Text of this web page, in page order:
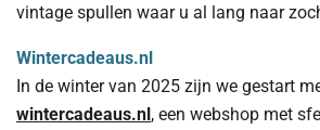
vintage spullen waar u al lang naar
Wintercadeaus.nl
In de winter van 2025 zijn we gestart
wintercadeaus.nl, een webshop met